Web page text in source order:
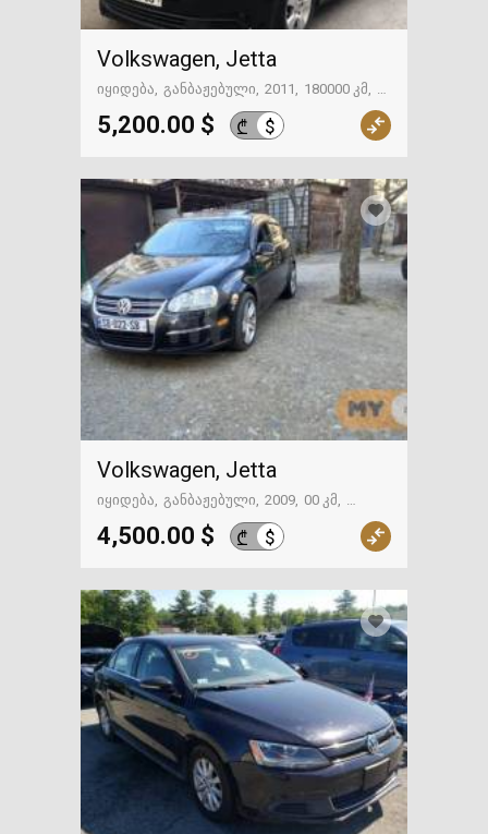
Volkswagen, Jetta
იყიდება განბაჟებული 2011
180000 კმ
5,200.00 $ ₾ $
Volkswagen, Jetta
იყიდება განბაჟებული 2009 00 კმ
4,500.00 $ ₾ $